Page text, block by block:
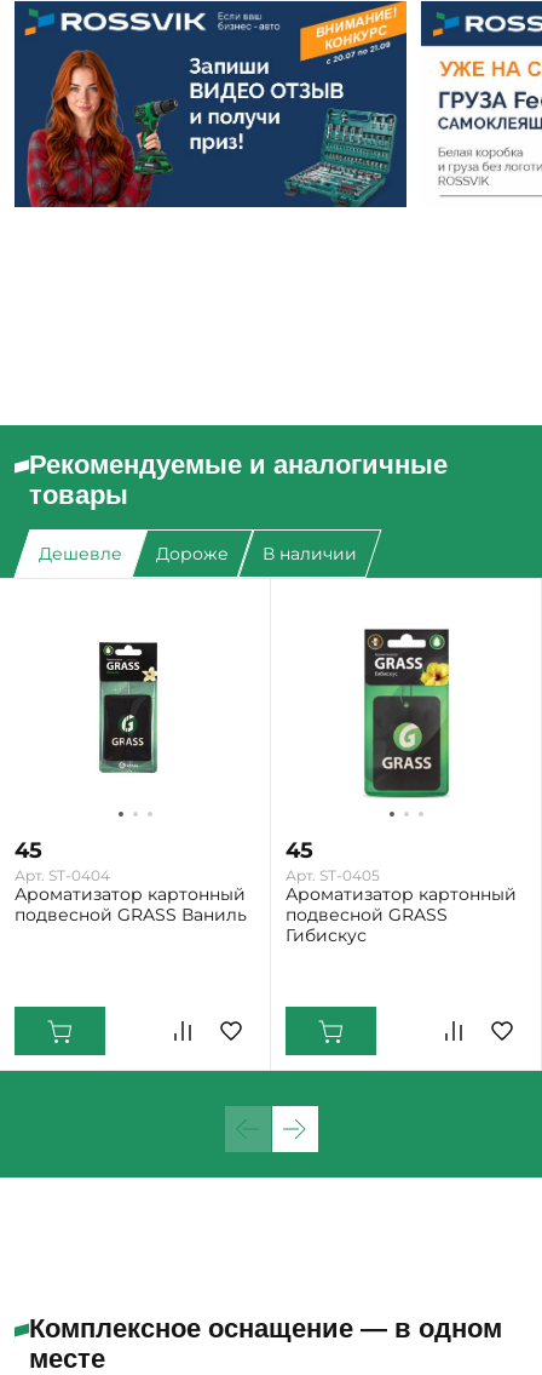
Рекомендуемые и аналогичные
товары
Дешевле Дороже В наличии
45
Арт. ST-0404
Ароматизатор картонный
подвесной GRASS Ваниль
45
Арт. ST-0405
Ароматизатор картонный
подвесной GRASS
Гибискус
Комплексное оснащение — в одном
месте